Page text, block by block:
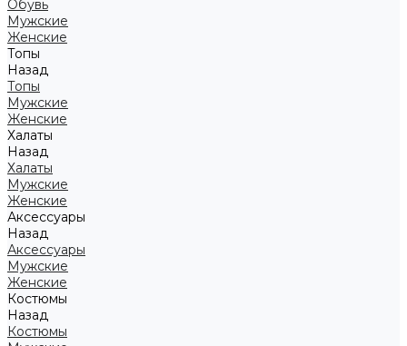
Обувь
Мужские
Женские
Топы
Назад
Топы
Мужские
Женские
Халаты
Назад
Халаты
Мужские
Женские
Аксессуары
Назад
Аксессуары
Мужские
Женские
Костюмы
Назад
Костюмы